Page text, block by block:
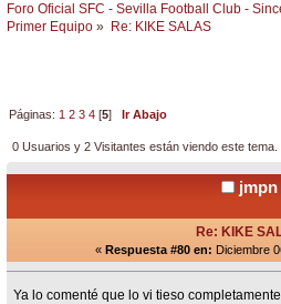
Foro Oficial SFC - Sevilla Football Club -
Primer Equipo » Re: KIKE SALAS
Páginas: 1 2 3 4 [5]Ir Abajo
0 Usuarios y 2 Visitantes están viendo este tema.
jmpn
Re: KIKE
« Respuesta #80 en: Diciembre
Ya lo comenté que lo vi tieso